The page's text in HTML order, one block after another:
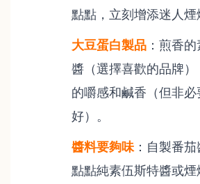
點點，立刻增添迷人煙
大豆蛋白製品 ：煎香
醬（選擇喜歡的品牌
的嚼感和鹹香（但非
好）。
醬料要夠味 ：自製番
點點純素伍斯特醬或